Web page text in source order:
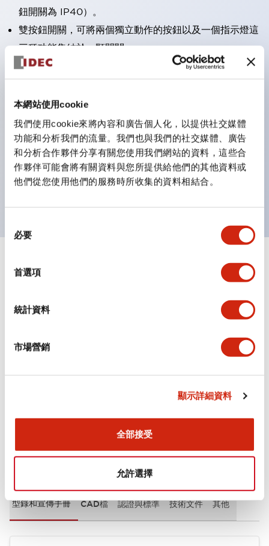
本網站使用cookie
我們使用cookie來將內容和廣告個人化，以提供社交媒體
功能和分析我們的流量。我們也與我們的社交媒體、廣告
和分析合作夥伴分享有關您使用我們網站的資料，這些合
作夥伴可能會將有關資料與您所提供給他們的其他資料或
他們從您使用他們的服務時所收集的資料相結合。
必要
首選項
統計資料
市場營銷
顯示詳細資料
全部接受
允許選擇
鈕開關為 IP40）。
雙按鈕開關，可將兩個獨立動作的按鈕以及一個指示燈這
三種功能集結於一顆開關。
完整支援全球各地需求的多種電壓規格。
需分色管理的 LED 燈泡，如今可用單一顆燈泡呈現多種
顏色。
支援色彩通用設計（CUD）：可清楚辨識正方平頭形指
示燈的亮燈/熄燈狀態，以及點燈時的顏色識別。
符合 ISO 3864-4 安全色規範：在危險或緊急狀況下，
規格 顯示全部+
文件和檔案
型錄和宣傳手冊 CAD檔 認證與標準 技術文件 其他